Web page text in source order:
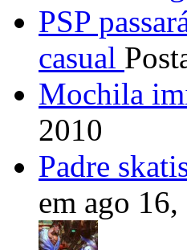
PSP
casual
Mochila
2010
Padre
em ago 16,